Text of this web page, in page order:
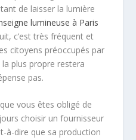
de laisser la lumière
lumineuse à Paris
c’est très fréquent et
citoyens préoccupés par
la plus propre restera
pas.
vous êtes obligé de
choisir un fournisseur
à-dire que sa production